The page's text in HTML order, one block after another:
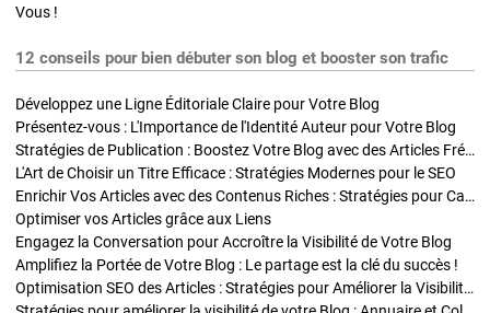
Vous !
12 conseils pour bien débuter son blog et booster son trafic
Développez une Ligne Éditoriale Claire pour Votre Blog
Présentez-vous : L'Importance de l'Identité Auteur pour Votre Blog
Stratégies de Publication : Boostez Votre Blog avec des Articles Fréquents et Exclusifs
L'Art de Choisir un Titre Efficace : Stratégies Modernes pour le SEO
Enrichir Vos Articles avec des Contenus Riches : Stratégies pour Captiver et Optimiser
Optimiser vos Articles grâce aux Liens
Engagez la Conversation pour Accroître la Visibilité de Votre Blog
Amplifiez la Portée de Votre Blog : Le partage est la clé du succès !
Optimisation SEO des Articles : Stratégies pour Améliorer la Visibilité de Votre Blog